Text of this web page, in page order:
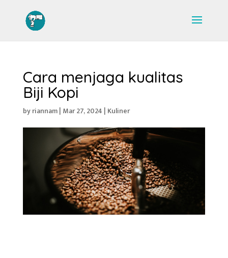
Cara menjaga kualitas
Biji Kopi
byriannam| Mar 27, 2024 | Kuliner